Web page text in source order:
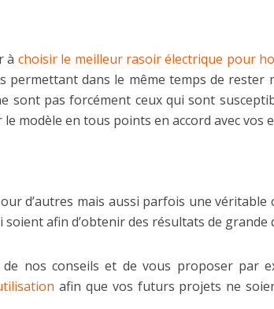
à choisir le meilleur rasoir électrique pour
permettant dans le même temps de rester
pas forcément ceux qui sont
modèle en tous points en accord avec vos
d’autres mais aussi parfois une véritable
afin d’obtenir des résultats de
nos conseils et de vous proposer par
afin que vos futurs projets ne